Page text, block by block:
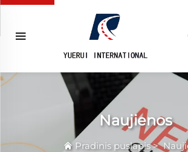
Naujienos
Pradinis puslapis>